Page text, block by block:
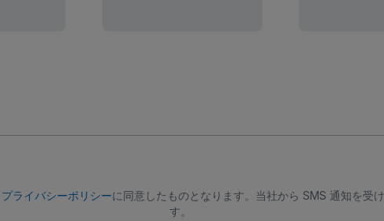
プライバシーポリシーに同意したものとなります。当社から SMS 通知を受
す。